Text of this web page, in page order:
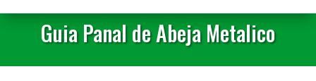
Guia Panal de Abeja Metalico